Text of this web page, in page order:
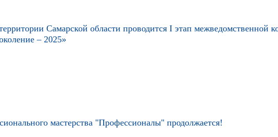
Самарской области проводится I этап межведомственной
– 2025»
мастерства "Профессионалы" продолжается!